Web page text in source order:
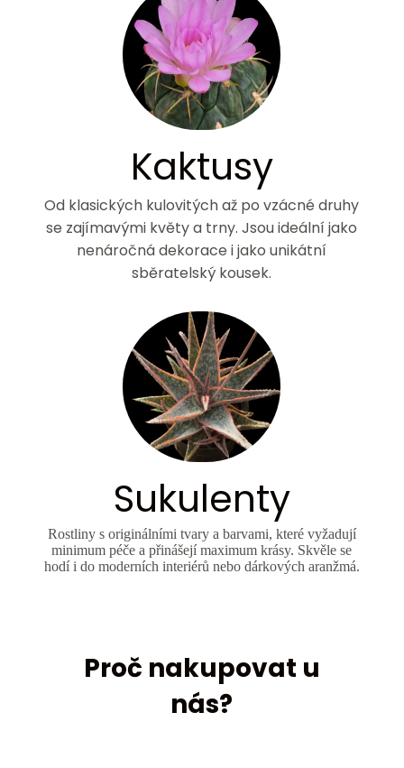
Kaktusy
Od klasických kulovitých až po vzácné druhy
se zajímavými květy a trny. Jsou ideální jako
nenáročná dekorace i jako unikátní
sběratelský kousek.
Sukulenty
Rostliny s originálními tvary a barvami, které vyžadují
minimum péče a přinášejí maximum krásy. Skvěle se
hodí i do moderních interiérů nebo dárkových aranžmá.
Proč nakupovat u
nás?